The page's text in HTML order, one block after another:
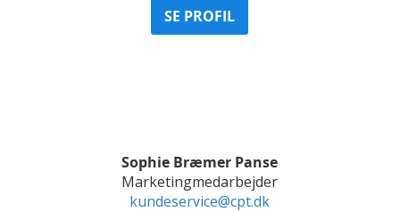
SE PROFIL
Sophie Bræmer Panse
Marketingmedarbejder
kundeservice@cpt.dk